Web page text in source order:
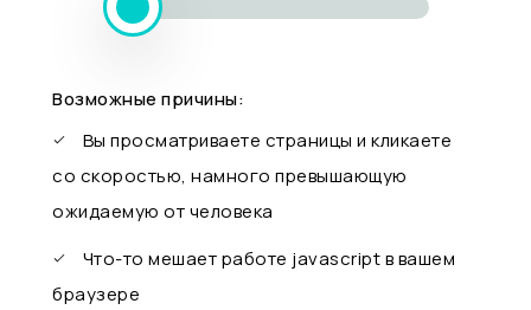
Возможные причины:
Вы просматриваете страницы и кликаете
со скоростью, намного превышающую
ожидаемую от человека
Что-то мешает работе javascript в вашем
браузере